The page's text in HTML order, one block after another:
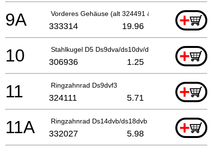
Vorderes Gehäuse (alt 324491 & 332026)+
9A 333314 19.96
Stahlkugel D5 Ds9dva/ds10dv/dv2/ Ds12dva/ds13dv2/
+
10 306936 1.25
Ringzahnrad Ds9dvf3 +
11 324111 5.71
Ringzahnrad Ds14dvb/ds18dvb Dv12dv/dv14dv/
+
11A 332027 5.98